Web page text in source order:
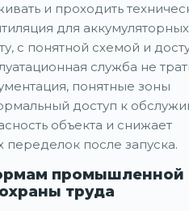
и проходить
для аккумуляторных
с понятной схемой и
служба не
понятные зоны
доступ к
объекта и снижает
переделок после запуска.
промышленной
труда